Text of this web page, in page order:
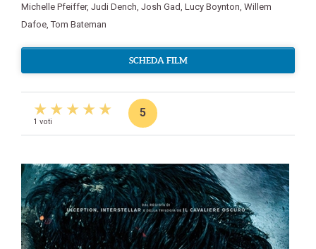
Michelle Pfeiffer, Judi Dench Josh Gad Lucy Boynton Willem
Dafoe ,Tom Bateman
SCHEDA FILM
1 voti
5